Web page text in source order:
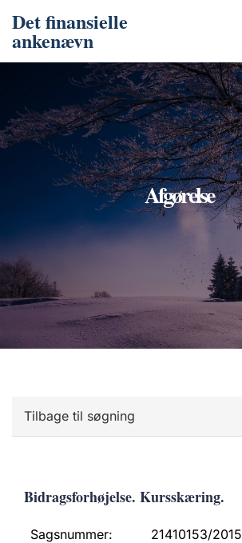
Det finansielle
ankenævn
Afgørelse
Tilbage til søgning
Bidragsforhøjelse. Kursskæring.
Sagsnummer:
21410153/2015